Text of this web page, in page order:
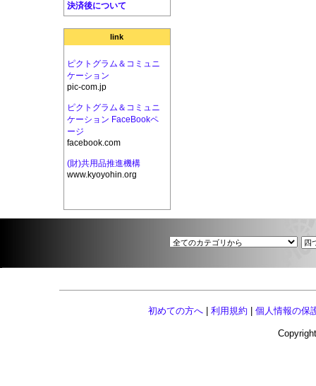
決済後について
link
ピクトグラム＆コミュニ
ケーション
pic-com.jp
ピクトグラム＆コミュニ
ケーション FaceBookペ
ージ
facebook.com
(財)共用品推進機構
www.kyoyohin.org
初めての方へ 利用規約 個人情報の保